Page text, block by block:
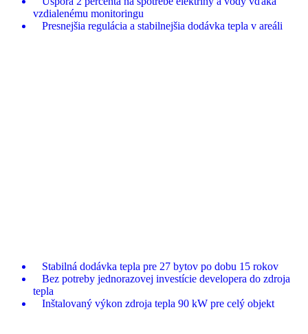
vzdialenému monitoringu
Presnejšia regulácia a stabilnejšia dodávka tepla v areáli
Stabilná dodávka tepla pre 27 bytov po dobu 15 rokov
Bez potreby jednorazovej investície developera do zdroja
tepla
Inštalovaný výkon zdroja tepla 90 kW pre celý objekt